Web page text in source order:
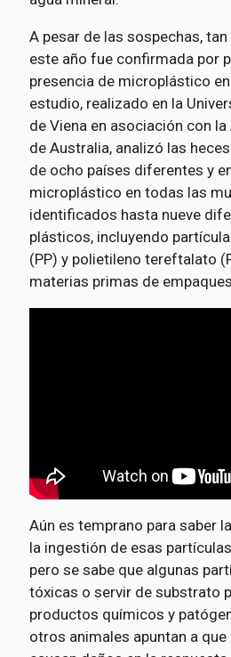
A pesar de las sospechas,
este año fue confirmada por
presencia de microplástico
estudio, realizado en la
de Viena en asociación con
de Australia, analizó las
de ocho países diferentes y
microplástico en todas las
identificados hasta nueve
plásticos, incluyendo
(PP) y polietileno tereftalato
materias primas de
Aún es temprano para saber
la ingestión de esas
pero se sabe que algunas
tóxicas o servir de substrato
productos químicos y
otros animales apuntan a